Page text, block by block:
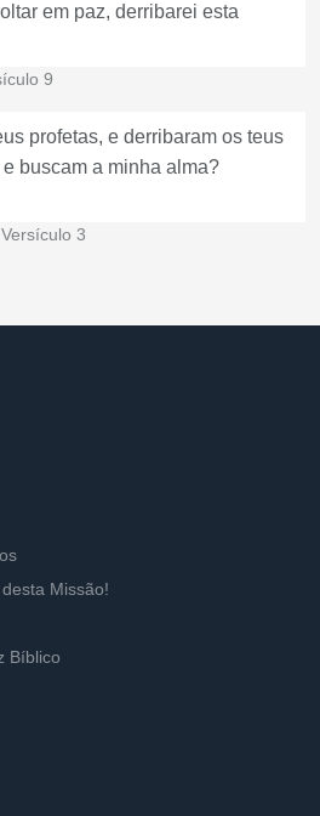
em paz, derribarei esta
9
profetas, e derribaram os teus
buscam a minha alma?
Versículo 3
Missão!
Bíblico